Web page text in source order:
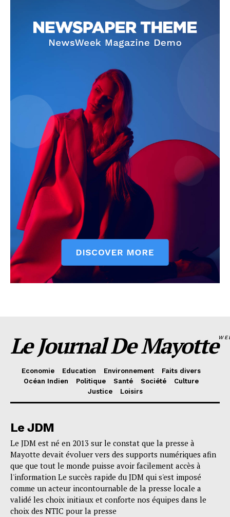
Le Journal De Mayotte
Economie Education Environnement
Faits divers
Océan Indien
Politique Santé Société
Culture
Justice
Loisirs
Le JDM
Le JDM est né en 2013 sur le constat que la presse à
Mayotte devait évoluer vers des supports numériques afin
que que tout le monde puisse avoir facilement accès à
l'information Le succès rapide du JDM qui s'est imposé
comme un acteur incontournable de la presse locale a
validé les choix initiaux et conforte nos équipes dans le
choix des NTIC pour la presse